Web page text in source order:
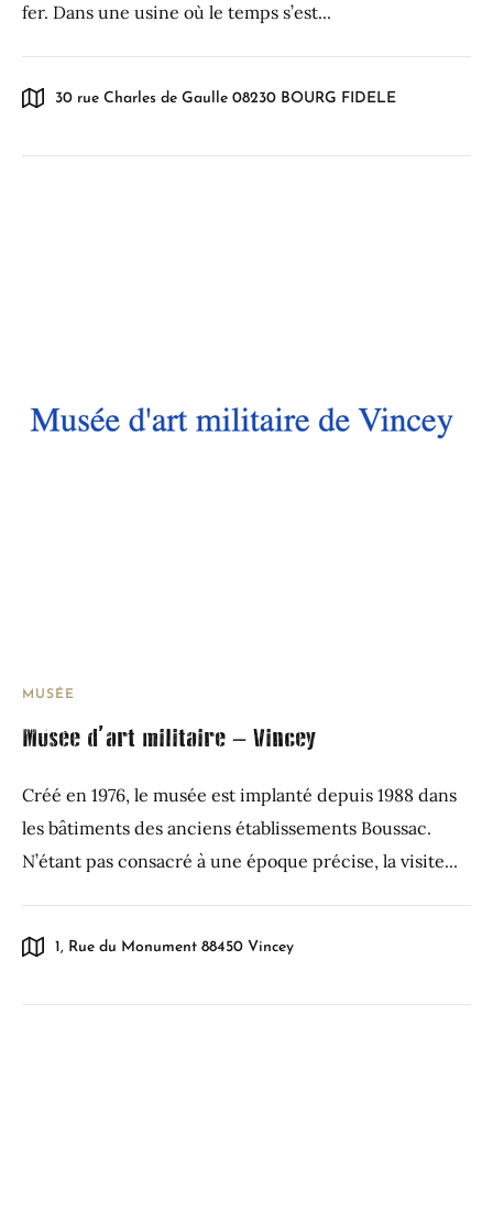
fer. Dans une usine où le temps s’est...
30 rue Charles de Gaulle 08230 BOURG FIDELE
MUSÉE
Musée d’art militaire – Vincey
Créé en 1976, le musée est implanté depuis 1988 dans
les bâtiments des anciens établissements Boussac.
N’étant pas consacré à une époque précise, la visite...
1, Rue du Monument 88450 Vincey